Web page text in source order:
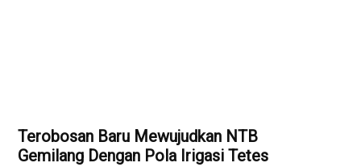
Terobosan Baru Mewujudkan NTB
Gemilang Dengan Pola Irigasi Tetes